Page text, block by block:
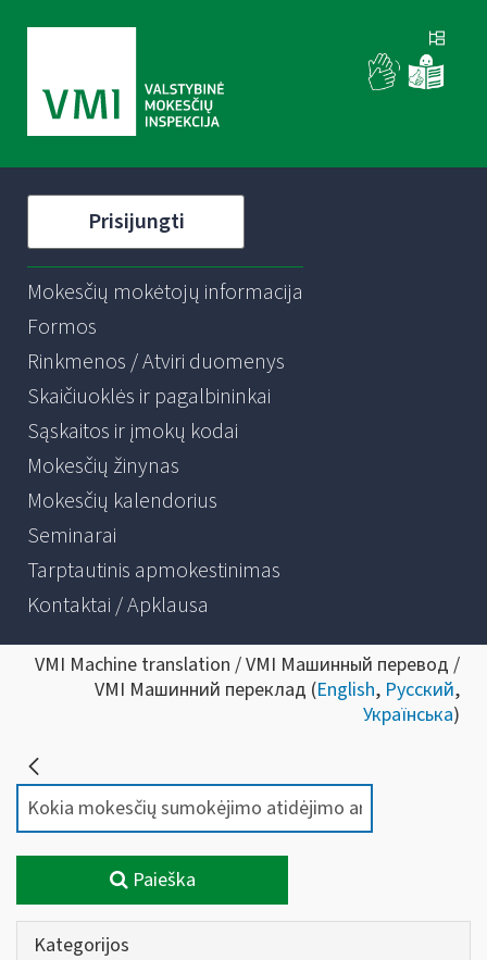
Prisijungti
Mokesčių mokėtojų informacija
Formos
Rinkmenos / Atviri duomenys
Skaičiuoklės ir pagalbininkai
Sąskaitos ir įmokų kodai
Mokesčių žinynas
Mokesčių kalendorius
Seminarai
Tarptautinis apmokestinimas
Kontaktai / Apklausa
VMI Machine translation / VMI Машинный перевод /
VMI Машинний переклад (English, Русский,
Українська)
Paieška
Kategorijos